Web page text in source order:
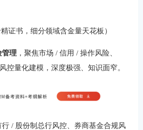
证书，细分领域含金量天花板）
管理，聚焦市场 / 信用 / 操作风险、
控量化建模，深度极强、知识面窄。
行 / 股份制总行风控、券商基金合规风